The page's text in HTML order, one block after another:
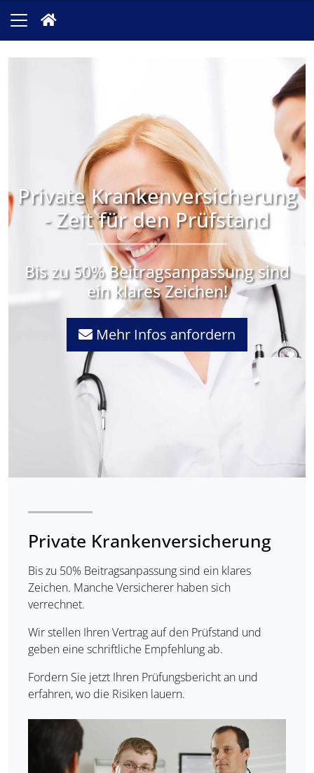
Private Krankenversicherung
- Zeit für den Prüfstand
Bis zu 50% Beitragsanpassung sind
ein klares Zeichen!
Mehr Infos anfordern
Private Krankenversicherung
Bis zu 50% Beitragsanpassung sind ein klares
Zeichen. Manche Versicherer haben sich
verrechnet.
Wir stellen Ihren Vertrag auf den Prüfstand und
geben eine schriftliche Empfehlung ab.
Fordern Sie jetzt Ihren Prüfungsbericht an und
erfahren, wo die Risiken lauern.